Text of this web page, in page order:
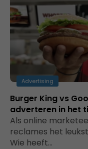
Advertising
Burger King vs
adverteren in het
Als online
reclames het
Wie heeft…